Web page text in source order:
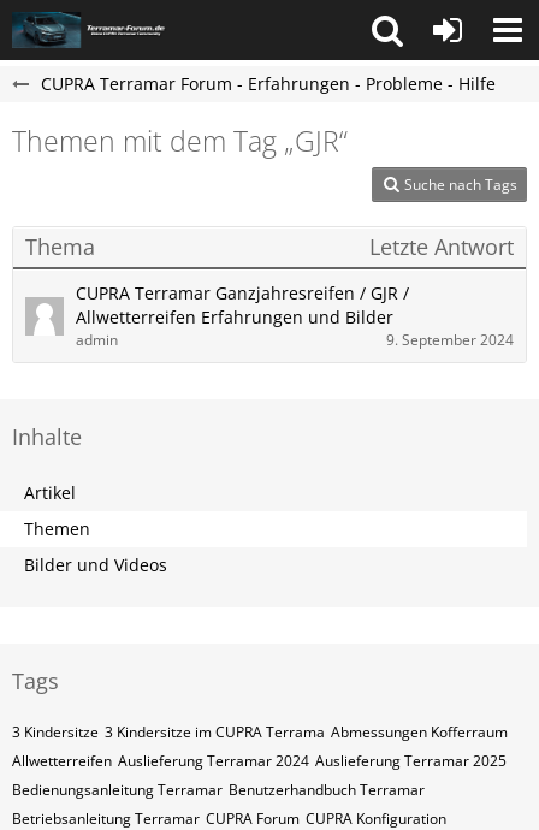
CUPRA Terramar Forum - Erfahrungen - Probleme - Hilfe
Themen mit dem Tag „GJR“
Suche nach Tags
Thema Letzte Antwort
CUPRA Terramar Ganzjahresreifen / GJR /
Allwetterreifen Erfahrungen und Bilder
admin 9. September 2024
Inhalte
Artikel
Themen
Bilder und Videos
Tags
3 Kindersitze 3 Kindersitze im CUPRA Terrama Abmessungen Kofferraum
Allwetterreifen Auslieferung Terramar 2024 Auslieferung Terramar 2025
Bedienungsanleitung Terramar Benutzerhandbuch Terramar
Betriebsanleitung Terramar CUPRA Forum CUPRA Konfiguration